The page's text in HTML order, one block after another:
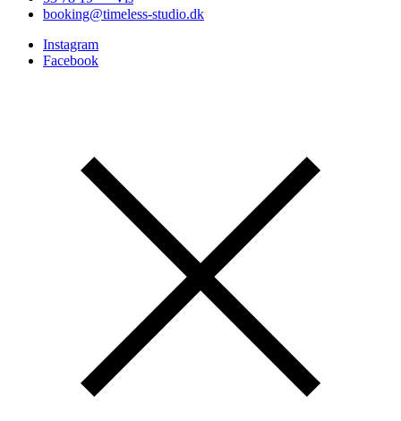
booking@timeless-studio.dk
Instagram
Facebook